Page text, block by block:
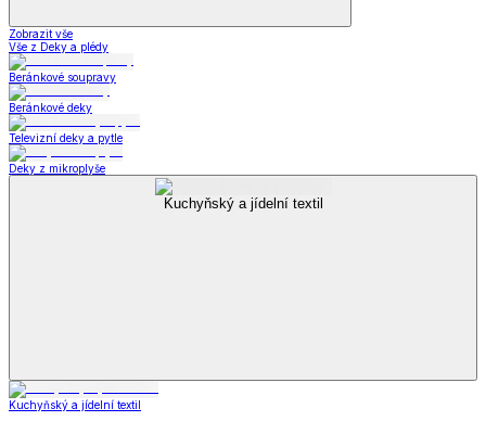
Zobrazit vše
Vše z Deky a plédy
Beránkové soupravy
Beránkové deky
Televizní deky a pytle
Deky z mikroplyše
Kuchyňský a jídelní textil
Kuchyňský a jídelní textil